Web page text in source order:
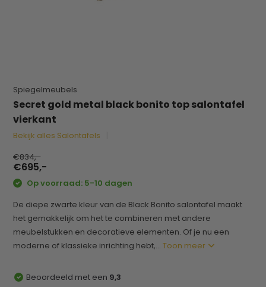
Spiegelmeubels
Secret gold metal black bonito top salontafel
vierkant
Bekijk alles Salontafels
€834,-
€695,-
Op voorraad: 5-10 dagen
De diepe zwarte kleur van de Black Bonito salontafel maakt
het gemakkelijk om het te combineren met andere
meubelstukken en decoratieve elementen. Of je nu een
moderne of klassieke inrichting hebt,...Toon meer
Beoordeeld met een 9,3